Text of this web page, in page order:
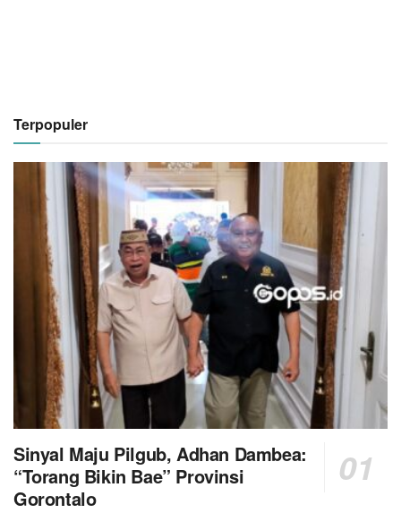
Terpopuler
Sinyal Maju Pilgub, Adhan Dambea:
“Torang Bikin Bae” Provinsi
Gorontalo